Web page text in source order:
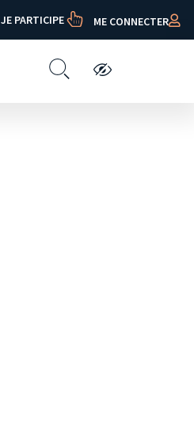
JE PARTICIPE ME CONNECTER